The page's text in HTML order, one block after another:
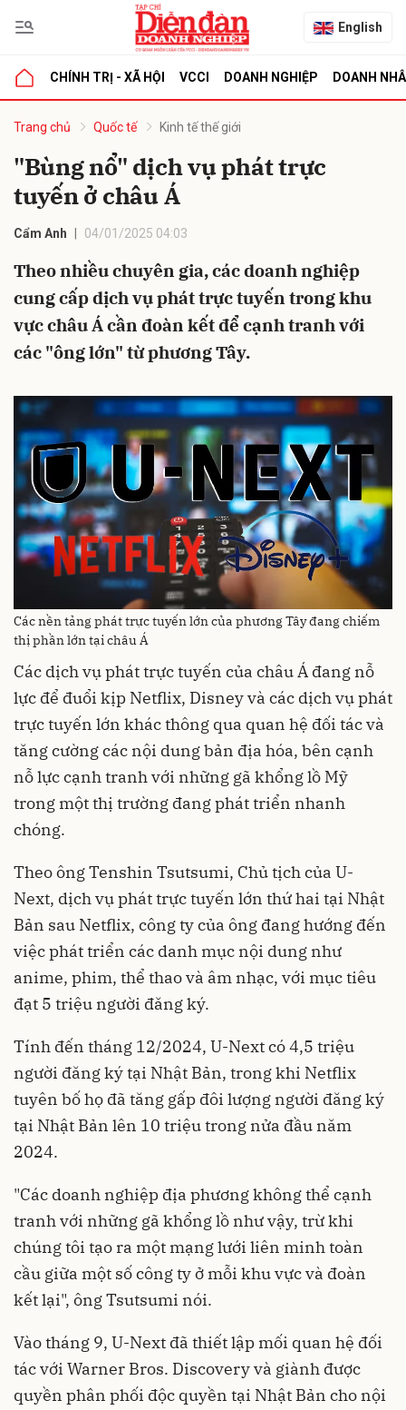
English
CHÍNH TRỊ - XÃ HỘI VCCI DOANH NGHIỆP DOANH
Trang chủ Quốc tế Kinh tế thế giới
"Bùng nổ" dịch vụ phát trực
tuyến ở châu Á
Cẩm Anh 04/01/2025 04:03
Theo nhiều chuyên gia, các doanh nghiệp
cung cấp dịch vụ phát trực tuyến trong khu
vực châu Á cần đoàn kết để cạnh tranh với
các "ông lớn" từ phương Tây.
Các nền tảng phát trực tuyến lớn của phương Tây đang chiếm
thị phần lớn tại châu Á
Các dịch vụ phát trực tuyến của châu Á đang nỗ
lực để đuổi kịp Netflix, Disney và các dịch vụ phát
trực tuyến lớn khác thông qua quan hệ đối tác và
tăng cường các nội dung bản địa hóa, bên cạnh
nỗ lực cạnh tranh với những gã khổng lồ Mỹ
trong một thị trường đang phát triển nhanh
chóng.
Theo ông Tenshin Tsutsumi, Chủ tịch của U-
Next, dịch vụ phát trực tuyến lớn thứ hai tại Nhật
Bản sau Netflix, công ty của ông đang hướng đến
việc phát triển các danh mục nội dung như
anime, phim, thể thao và âm nhạc, với mục tiêu
đạt 5 triệu người đăng ký.
Tính đến tháng 12/2024, U-Next có 4,5 triệu
người đăng ký tại Nhật Bản, trong khi Netflix
tuyên bố họ đã tăng gấp đôi lượng người đăng ký
tại Nhật Bản lên 10 triệu trong nửa đầu năm
2024.
"Các doanh nghiệp địa phương không thể cạnh
tranh với những gã khổng lồ như vậy, trừ khi
chúng tôi tạo ra một mạng lưới liên minh toàn
cầu giữa một số công ty ở mỗi khu vực và đoàn
kết lại", ông Tsutsumi nói.
Vào tháng 9, U-Next đã thiết lập mối quan hệ đối
tác với Warner Bros. Discovery và giành được
quyền phân phối độc quyền tại Nhật Bản cho nội
luận
Hủy